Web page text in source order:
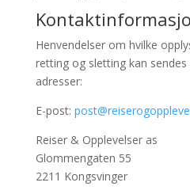
Henvendelser om hvilke
retting og sletting kan
adresser:
E-post:
Reiser & Opplevelser as
Glommengaten 55
2211 Kongsvinger